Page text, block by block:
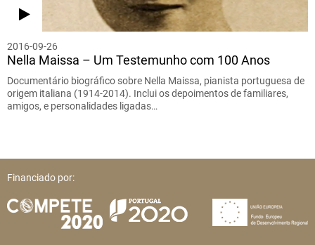
2016-09-26
Nella Maissa – Um Testemunho com 100 Anos
Documentário biográfico sobre Nella Maissa, pianista portuguesa de
origem italiana (1914-2014). Inclui os depoimentos de familiares,
amigos, e personalidades ligadas…
Financiado por: